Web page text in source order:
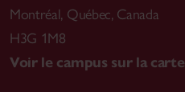
Montréal, Québec, Canada
H3G 1M8
Voir le campus sur la carte